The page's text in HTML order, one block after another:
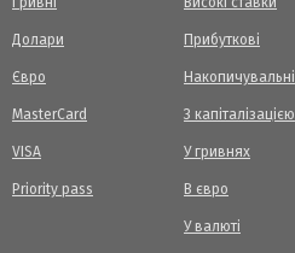
Долари
Євро
MasterCard
VISA
Priority pass
Прибуткові
Накопичувальні
З капіталізацією
У гривнях
В євро
У валюті